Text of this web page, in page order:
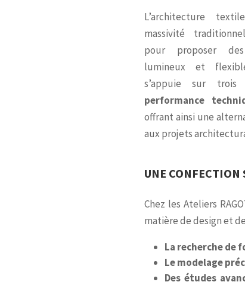
L’architecture
massivité
pour proposer
lumineux et
s’appuie sur
performance
offrant ainsi une
aux projets
UNE CONFECTION
Chez les Ateliers
matière de design et
La recherche de
Le modelage
Des études